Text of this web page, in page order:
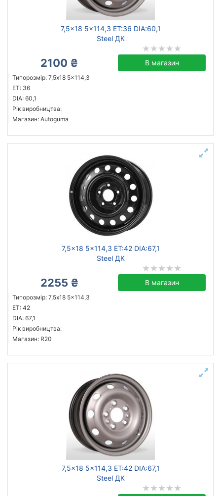
7,5x18 5x114,3 ET:36 DIA:60,1
Steel ДК
2100 ₴ В магазин
Типорозмір: 7,5x18 5x114,3
ET: 36
DIA: 60,1
Рік виробництва:
Магазин: Autoguma
7,5x18 5x114,3 ET:42 DIA:67,1
Steel ДК
2255 ₴ В магазин
Типорозмір: 7,5x18 5x114,3
ET: 42
DIA: 67,1
Рік виробництва:
Магазин: R20
7,5x18 5x114,3 ET:42 DIA:67,1
Steel ДК